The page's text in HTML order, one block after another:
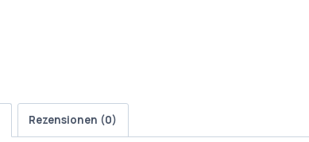
Rezensionen (0)